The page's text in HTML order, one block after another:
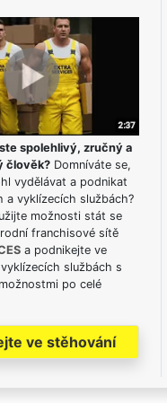
spolehlivý, zručný a
člověk?Domníváte se,
vydělávat a podnikat
a vyklízecích službách?
možnosti stát se
franchisové sítě
a podnikejte ve
službách s
po celé
ve stěhování